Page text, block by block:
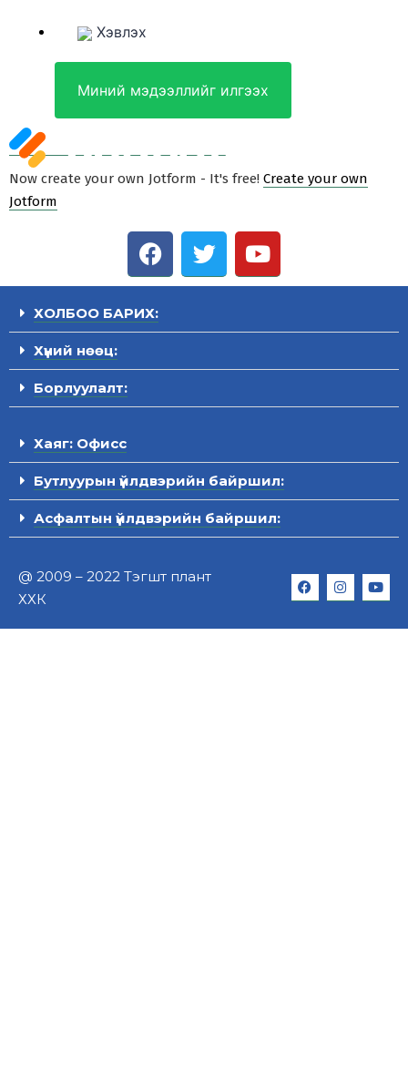
Хэвлэх
Миний мэдээллийг илгээх
Now create your own Jotform - It's free! Create your own
Jotform
ХОЛБОО БАРИХ:
Хүний нөөц:
Борлуулалт:
Хаяг: Офисс
Бутлуурын үйлдвэрийн байршил:
Асфалтын үйлдвэрийн байршил:
@ 2009 – 2022 Тэгшт плант
ХХК